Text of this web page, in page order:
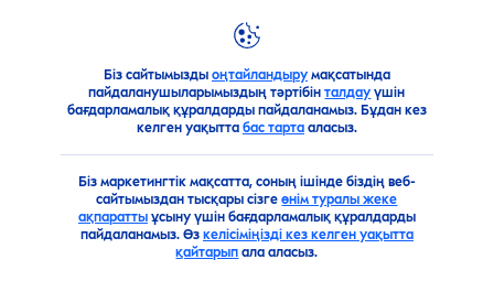
Біз сайтымызды оңтайландырумақсатында
пайдаланушыларымыздың тәртібінталдау үшін
бағдарламалық құралдарды пайдаланамыз. Бұдан кез
келген уақытта бас тартааласыз.
Біз маркетингтік мақсатта, соның ішінде біздің веб-
сайтымыздан тысқары сізгеөнім туралы жеке
ақпараттыұсыну үшін бағдарламалық құралдарды
пайдаланамыз. Өз келісіміңізді кез келген уақытта
қайтарып ала аласыз.
Өнімдерге шолу Ерлер Қырынуға арналған
ҚЫРЫНУДАН КЕЙІН
ЖАҒАТЫН ҚОРҒАНЫС ЖӘНЕ
КҮТІМ БАЛЬЗАМЫ